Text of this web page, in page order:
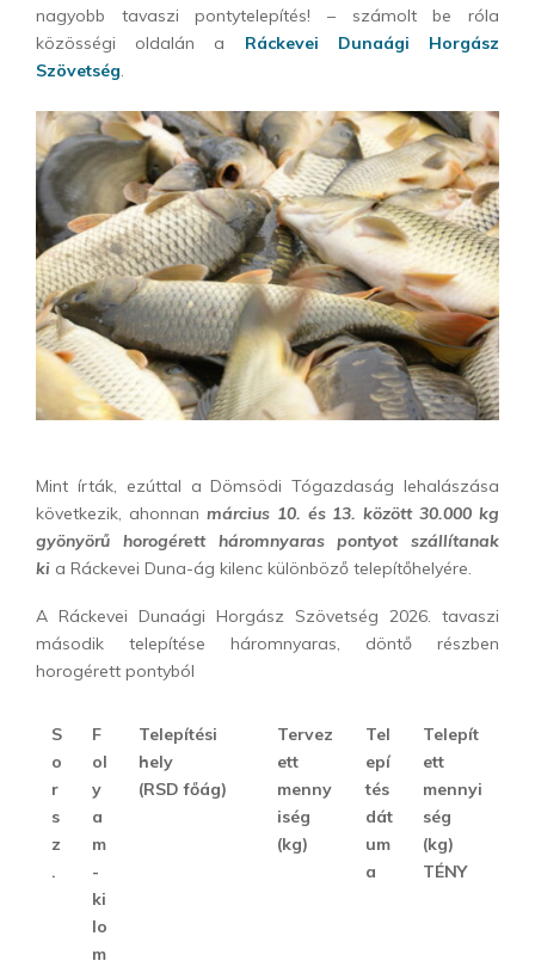
nagyobb tavaszi pontytelepítés! – számolt be róla
közösségi oldalán a Ráckevei Dunaági Horgász
Szövetség.
Mint írták, ezúttal a Dömsödi Tógazdaság lehalászása
következik, ahonnan március 10. és 13. között 30.000 kg
gyönyörű horogérett háromnyaras pontyot szállítanak
ki a Ráckevei Duna-ág kilenc különböző telepítőhelyére.
A Ráckevei Dunaági Horgász Szövetség 2026. tavaszi
második telepítése háromnyaras, döntő részben
horogérett pontyból
S
o
r
s
z
.
F
ol
y
a
m
-
ki
lo
m
Telepítési
hely
(RSD főág)
Tervez
ett
menny
iség
(kg)
Tel
epí
tés
dát
um
a
Telepít
ett
mennyi
ség
(kg)
TÉNY